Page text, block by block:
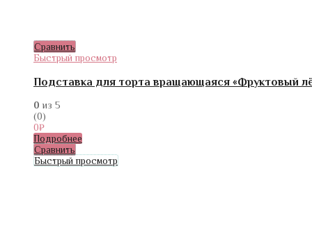
Сравнить
Быстрый просмотр
Подставка для торта вращающаяся «Фруктовый
0 из 5
(0)
0₽
Подробнее
Сравнить
Быстрый просмотр